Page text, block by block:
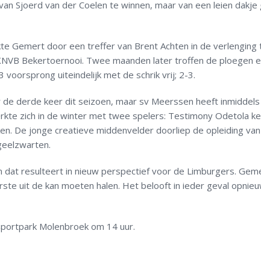
Sjoerd van der Coelen te winnen, maar van een leien dakje
Gemert door een treffer van Brent Achten in de verlenging
Bekertoernooi. Twee maanden later troffen de ploegen
uiteindelijk met de schrik vrij; 2-3.
derde keer dit seizoen, maar sv Meerssen heeft
zich in de winter met twee spelers: Testimony Odetola
De jonge creatieve middenvelder doorliep de opleiding van
dat resulteert in nieuw perspectief voor de Limburgers.
uit de kan moeten halen. Het belooft in ieder geval
Molenbroek om 14 uur.